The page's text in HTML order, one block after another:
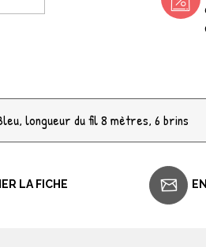
longueur du fil 8 mètres, 6 brins
LA FICHE